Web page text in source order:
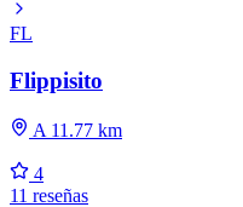
FL
Flippisito
A 11.77 km
4
11 reseñas